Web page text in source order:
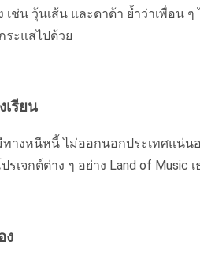
ช่น วุ้นเส้น และดาด้า ย้ำว่าเพื่อน
ระแสไปด้วย
เรียน
งหนีหนี้ ไม่ออกนอกประเทศแน่นอ
รเจกต์ต่าง ๆ อย่าง Land of
ง